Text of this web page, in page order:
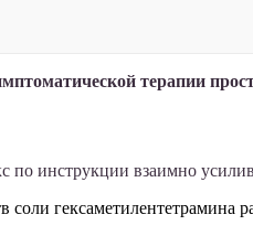
терапии
по инструкции взаимно
гексаметилентетрамина